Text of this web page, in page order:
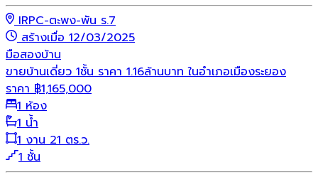
IRPC-ตะพง-พัน ร.7
สร้างเมื่อ 12/03/2025
มือสองบ้าน
ขายบ้านเดี่ยว 1ชั้น ราคา 1.16ล้านบาท ในอำเภอเมืองระยอง
ราคา ฿1,165,000
1 ห้อง
1 น้ำ
1 งาน 21 ตร.ว.
1 ชั้น